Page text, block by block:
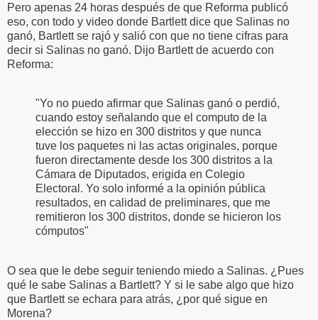
Pero apenas 24 horas después de que Reforma publicó
eso, con todo y video donde Bartlett dice que Salinas no
ganó, Bartlett se rajó y salió con que no tiene cifras para
decir si Salinas no ganó. Dijo Bartlett de acuerdo con
Reforma:
"Yo no puedo afirmar que Salinas ganó o perdió,
cuando estoy señalando que el computo de la
elección se hizo en 300 distritos y que nunca
tuve los paquetes ni las actas originales, porque
fueron directamente desde los 300 distritos a la
Cámara de Diputados, erigida en Colegio
Electoral. Yo solo informé a la opinión pública
resultados, en calidad de preliminares, que me
remitieron los 300 distritos, donde se hicieron los
cómputos"
O sea que le debe seguir teniendo miedo a Salinas. ¿Pues
qué le sabe Salinas a Bartlett? Y si le sabe algo que hizo
que Bartlett se echara para atrás, ¿por qué sigue en
Morena?